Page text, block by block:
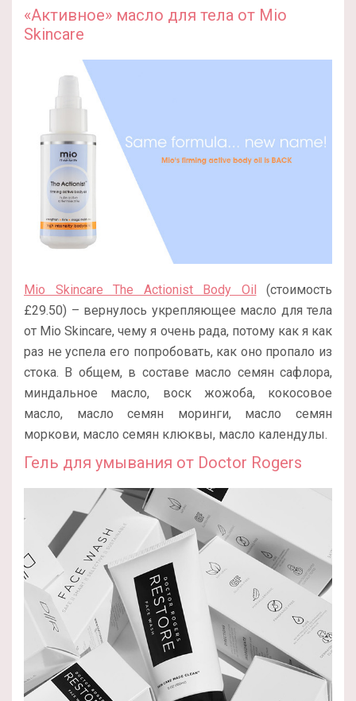
«Активное» масло для тела от Mio
Skincare
Mio Skincare The Actionist Body Oil
(стоимость
£29.50) – вернулось укрепляющее масло для тела
от Mio Skincare, чему я очень рада, потому как я как
раз не успела его попробовать, как оно пропало из
стока. В общем, в составе масло семян сафлора,
миндальное масло, воск жожоба, кокосовое
масло, масло семян моринги, масло семян
моркови, масло семян клюквы, масло календулы.
Гель для умывания от Doctor Rogers